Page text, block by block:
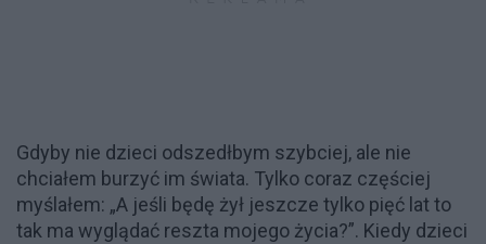
Gdyby nie dzieci odszedłbym szybciej, ale nie
chciałem burzyć im świata. Tylko coraz częściej
myślałem: „A jeśli będę żył jeszcze tylko pięć lat to
tak ma wyglądać reszta mojego życia?”. Kiedy dzieci